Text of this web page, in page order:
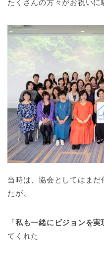
たくさんの方々がお祝いに
当時は、協会としてはま
たが、
「私も一緒にビジョンを
てくれた